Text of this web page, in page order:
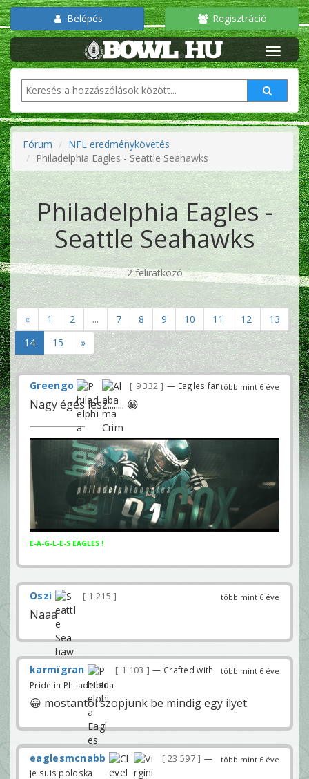
Belépés Regisztráció
Fórum
NFL eredménykövetés
Philadelphia Eagles - Seattle Seahawks
Philadelphia Eagles -
Seattle Seahawks
2 feliratkozó
« 1 2 ... 7 8 9 10 11 12
13
14
15 »
több mint 6 éve
Greengo 9 332 — Eagles fan
Nagy égés lesz........ 😀
E-A-G-L-E-S EAGLES !
több mint 6 éve
Oszi 1 215
Naaa
több mint 6 éve
karmïgran 1 103
— Crafted with
Pride in Philadelphia
😀 mostantól szopjunk be mindig egy ilyet
több mint 6 éve
eaglesmcnabb 23 597
—
je suis poloska